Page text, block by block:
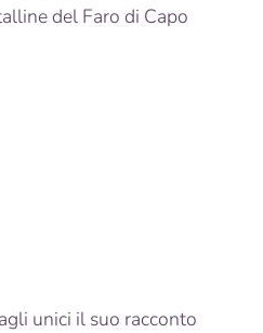
del Faro di Capo
unici il suo racconto